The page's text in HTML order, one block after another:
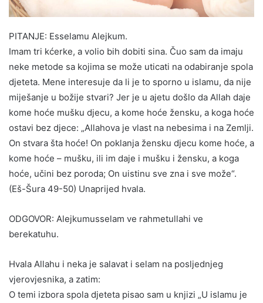
PITANJE: Esselamu Alejkum.
Imam tri kćerke, a volio bih dobiti sina. Čuo sam da imaju
neke metode sa kojima se može uticati na odabiranje spola
djeteta. Mene interesuje da li je to sporno u islamu, da nije
miješanje u božije stvari? Jer je u ajetu došlo da Allah daje
kome hoće mušku djecu, a kome hoće žensku, a koga hoće
ostavi bez djece: „Allahova je vlast na nebesima i na Zemlji.
On stvara šta hoće! On poklanja žensku djecu kome hoće, a
kome hoće – mušku, ili im daje i mušku i žensku, a koga
hoće, učini bez poroda; On uistinu sve zna i sve može“.
(Eš-Šura 49-50) Unaprijed hvala.
ODGOVOR: Alejkumusselam ve rahmetullahi ve
berekatuhu.
Hvala Allahu i neka je salavat i selam na posljednjeg
vjerovjesnika, a zatim:
O temi izbora spola djeteta pisao sam u knjizi „U islamu je